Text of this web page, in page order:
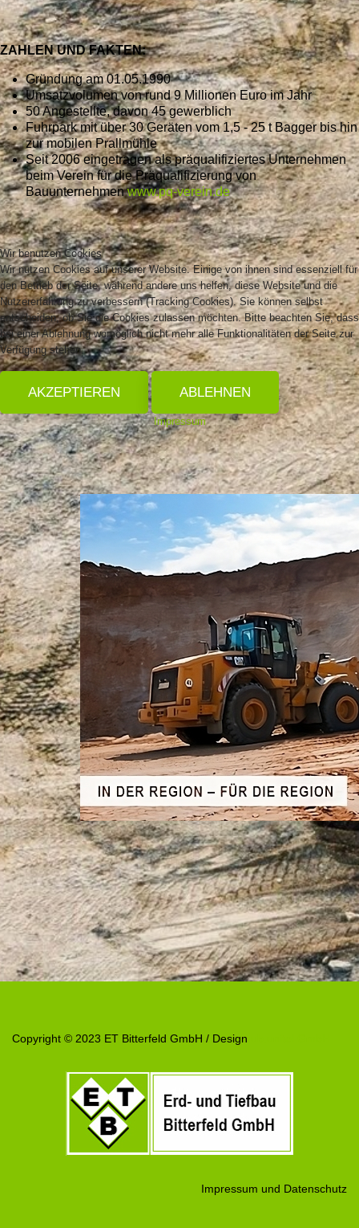
ZAHLEN UND FAKTEN:
Gründung am 01.05.1990
Umsatzvolumen von rund 9 Millionen Euro im Jahr
50 Angestellte, davon 45 gewerblich
Fuhrpark mit über 30 Geräten vom 1,5 - 25 t Bagger bis hin
zur mobilen Prallmühle
Seit 2006 eingetragen als präqualifiziertes Unternehmen
beim Verein für die Präqualifizierung von
Bauunternehmenwww.pq-verein.de
Copyright © 2023 ET Bitterfeld GmbH / Design
Impressum und Datenschutz
Wir benutzen Cookies
Wir nutzen Cookies auf unserer Website. Einige von ihnen sind essenziell für
den Betrieb der Seite, während andere uns helfen, diese Website und die
Nutzererfahrung zu verbessern (Tracking Cookies). Sie können selbst
entscheiden, ob Sie die Cookies zulassen möchten. Bitte beachten Sie, dass
bei einer Ablehnung womöglich nicht mehr alle Funktionalitäten der Seite zur
Verfügung stehen.
AKZEPTIEREN ABLEHNEN
Impressum